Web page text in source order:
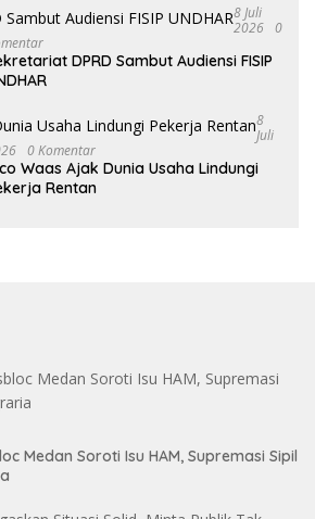
Washliyah Semakin Maju
8 Juli
2026 0
DPRD Sambut Audiensi FISIP
8
Juli
0 Komentar
Waas Ajak Dunia Usaha Lindungi
Rentan
Medan Soroti Isu HAM, Supremasi Sipil